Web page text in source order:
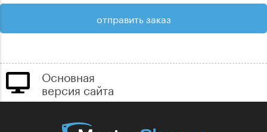
Основная
версия сайта